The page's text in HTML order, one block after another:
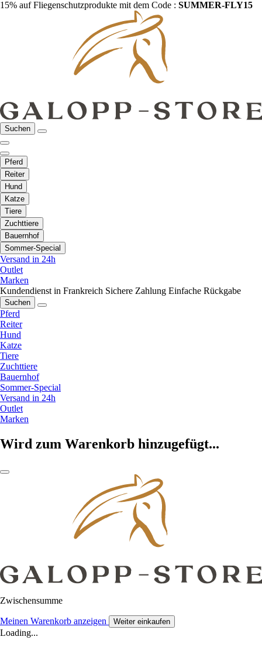
15% auf Fliegenschutzprodukte mit dem Code : SUMMER-FLY15
Suchen
Pferd
Reiter
Hund
Katze
Tiere
Zuchttiere
Bauernhof
Sommer-Special
Versand in 24h
Outlet
Marken
Kundendienst in Frankreich Sichere Zahlung Einfache Rückgabe
Suchen
Pferd
Reiter
Hund
Katze
Tiere
Zuchttiere
Bauernhof
Sommer-Special
Versand in 24h
Outlet
Marken
Wird zum Warenkorb hinzugefügt...
Zwischensumme
Meinen Warenkorb anzeigen Weiter einkaufen
Loading...